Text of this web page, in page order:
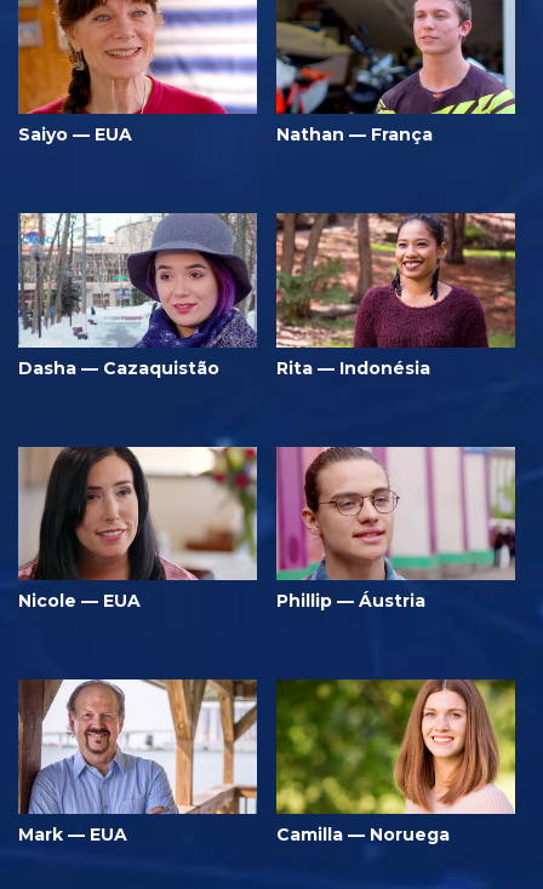
Saiyo — EUA Nathan — França
Dasha — Cazaquistão Rita — Indonésia
Nicole — EUA Phillip — Áustria
Mark — EUA Camilla — Noruega